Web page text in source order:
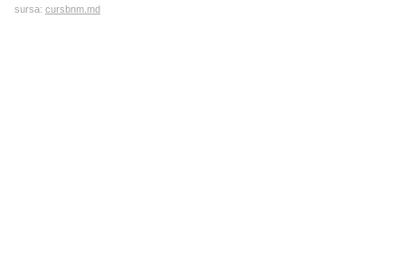
sursa: cursbnm.md